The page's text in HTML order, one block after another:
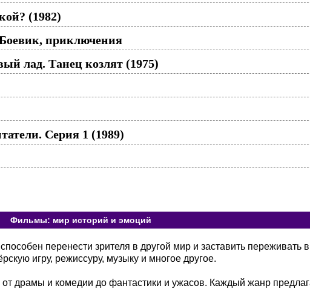
(1982)
приключения
лад. Танец козлят (1975)
Серия 1 (1989)
Фильмы: мир историй и эмоций
перенести зрителя в другой мир и заставить переживать
игру, режиссуру, музыку и многое другое.
драмы и комедии до фантастики и ужасов. Каждый жанр